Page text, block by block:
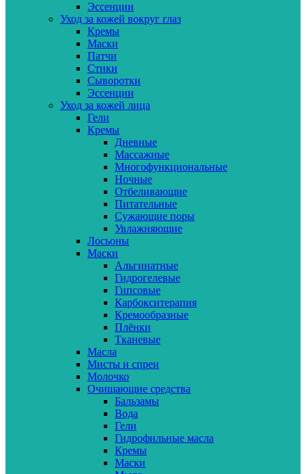
Эссенции
Уход за кожей вокруг глаз
Кремы
Маски
Патчи
Стики
Сыворотки
Эссенции
Уход за кожей лица
Гели
Кремы
Дневные
Массажные
Многофункциональные
Ночные
Отбеливающие
Питательные
Сужающие поры
Увлажняющие
Лосьоны
Маски
Альгинатные
Гидрогелевые
Гипсовые
Карбокситерапия
Кремообразные
Плёнки
Тканевые
Масла
Мисты и спреи
Молочко
Очищающие средства
Бальзамы
Вода
Гели
Гидрофильные масла
Кремы
Маски